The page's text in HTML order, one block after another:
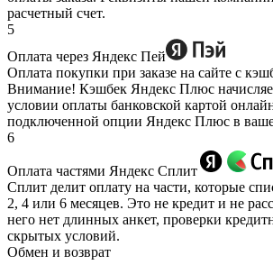
расчетный счет.
5
Оплата через Яндекс Пей
Оплата покупки при заказе на сайте с
Внимание! Кэшбек Яндекс Плюс
условии оплаты банковской картой
подключенной опции Яндекс Плюс в
6
Оплата частями Яндекс Сплит
Сплит делит оплату на части, которые
2, 4 или 6 месяцев. Это не кредит и не
него нет длинных анкет, проверки
скрытых условий.
Обмен и возврат